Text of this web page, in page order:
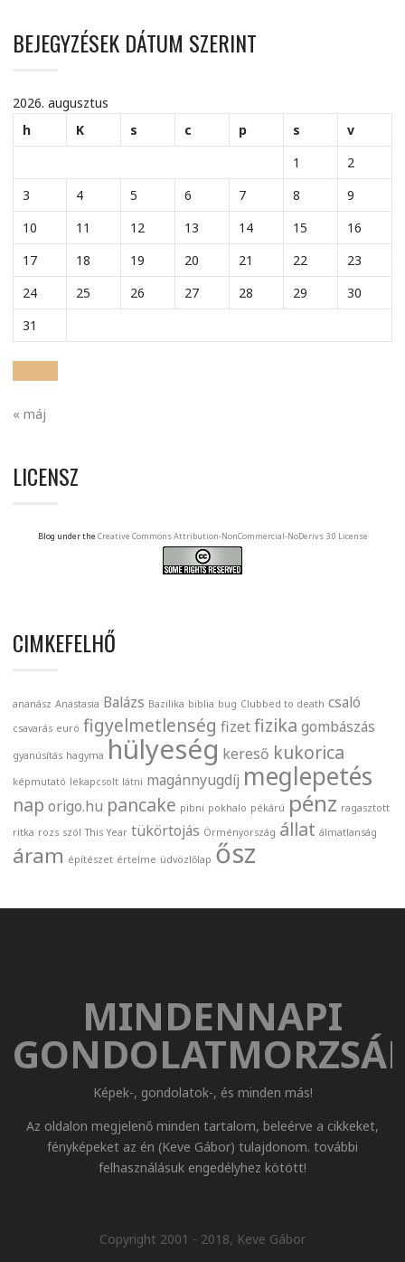
BEJEGYZÉSEK DÁTUM SZERINT
2026. augusztus
h
K s c p s
v
1
2
3
4 5 6 7 8
9
10
11 12 13 14 15
16
17
18 19 20 21 22
23
24
25 26 27 28 29
30
31
« máj
LICENSZ
Blog under the Creative Commons Attribution-NonCommercial-NoDerivs 3.0 License
CIMKEFELHŐ
ananász Anastasia Balázs Bazilika biblia bug Clubbed to death csaló
csavarás euró figyelmetlenség fizetfizika gombászás
gyanúsítás hagyma hülyeség kereső kukorica
képmutató lekapcsolt látni magánnyugdíj meglepetés
nap origo.hu pancake pibni pokhalo pékárú pénz ragasztott
ritka rozs szól This Year tükörtojás Örményország állat álmatlanság
áram építészet értelme üdvözlőlap ősz
MINDENNAPI
Képek-, gondolatok-, és minden más!
Az oldalon megjelenő minden tartalom, beleérve a cikkeket,
fényképeket az én (Keve Gábor) tulajdonom. további
felhasználásuk engedélyhez kötött!
Copyright 2001 - 2018, Keve Gábor